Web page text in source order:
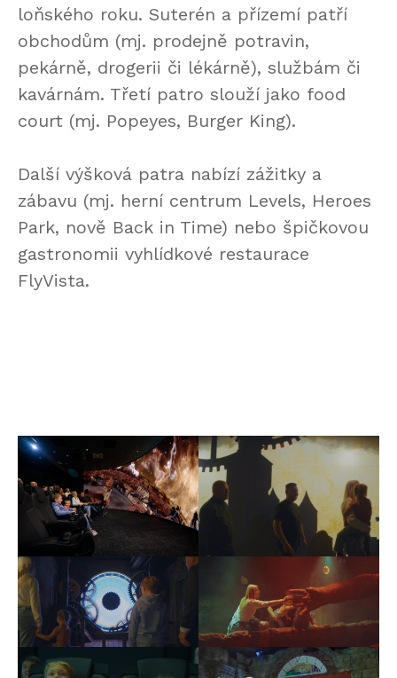
loňského roku. Suterén a přízemí patří
obchodům (mj. prodejně potravin,
pekárně, drogerii či lékárně), službám či
kavárnám. Třetí patro slouží jako food
court (mj. Popeyes, Burger King).
Další výšková patra nabízí zážitky a
zábavu (mj. herní centrum Levels, Heroes
Park, nově Back in Time) nebo špičkovou
gastronomii vyhlídkové restaurace
FlyVista.